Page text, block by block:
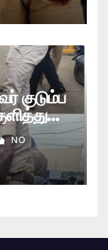
குடும்ப
NO